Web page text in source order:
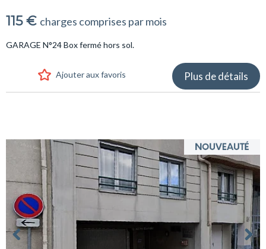
115 € charges comprises par mois
GARAGE N°24 Box fermé hors sol.
Ajouter aux favoris Plus de détails